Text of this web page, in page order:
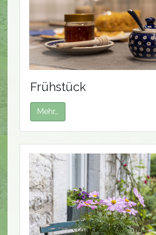
Frühstück
Mehr...